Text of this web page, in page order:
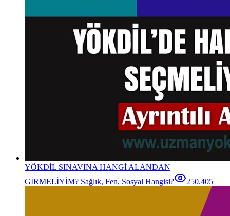
YÖKDİL SINAVINA HANGİ ALANDAN
GİRMELİYİM? Sağlık, Fen, Sosyal Hangisi?
250.405